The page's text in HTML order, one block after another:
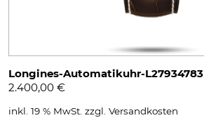
Longines-Automatikuhr-L27934783
2.400,00 €
inkl. 19 % MwSt. zzgl. Versandkosten